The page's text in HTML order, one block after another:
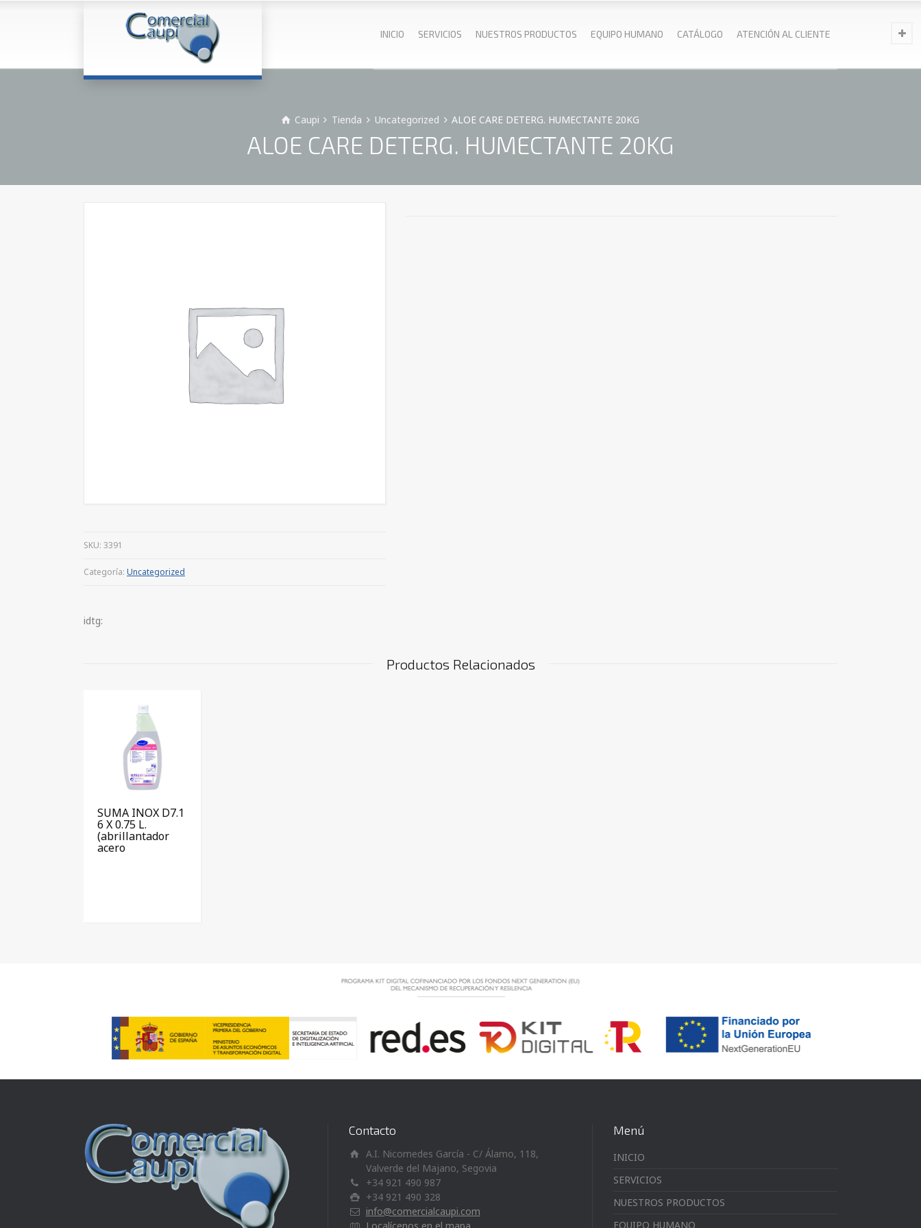
INICIO SERVICIOS NUESTROS PRODUCTOS EQUIPO HUMANO CATÁLOGO ATENCIÓN AL CLIENTE
Caupi Tienda Uncategorized ALOE CARE DETERG. HUMECTANTE 20KG
ALOE CARE DETERG. HUMECTANTE 20KG
SKU: 3391
Categoría: Uncategorized
idtg:
Productos Relacionados
SUMA INOX D7.1
6 X 0.75 L.
(abrillantador
acero
Contacto
A.I. Nicomedes García - C/ Álamo, 118,
Valverde del Majano, Segovia
+34 921 490 987
+34 921 490 328
info@comercialcaupi.com
Localícenos en el mapa
Menú
INICIO
SERVICIOS
NUESTROS PRODUCTOS
EQUIPO HUMANO